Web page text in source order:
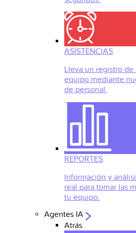
ASISTENCIAS
Lleva un registro
equipo mediante
de personal.
REPORTES
Información y
real para tomar las
tu equipo.
Agentes IA
Atrás